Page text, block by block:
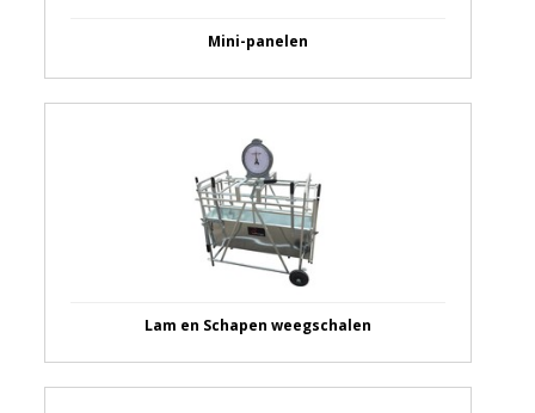
Mini-panelen
Lam en Schapen weegschalen